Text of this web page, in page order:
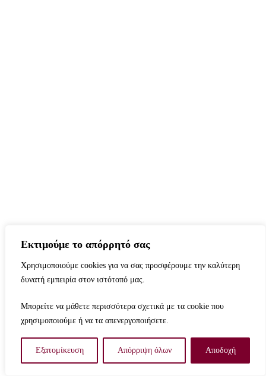
Εκτιμούμε το απόρρητό σας
Χρησιμοποιούμε cookies για να σας προσφέρουμε την καλύτερη
δυνατή εμπειρία στον ιστότοπό μας.
Μπορείτε να μάθετε περισσότερα σχετικά με τα cookie που
χρησιμοποιούμε ή να τα απενεργοποιήσετε.
Εξατομίκευση Απόρριψη όλων Αποδοχή